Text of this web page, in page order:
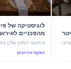
לוגיסטיקה
עוצמת ערבול ותשתית
עיתונאי המזון שלנו צולל לעומק
הפקת אירועים